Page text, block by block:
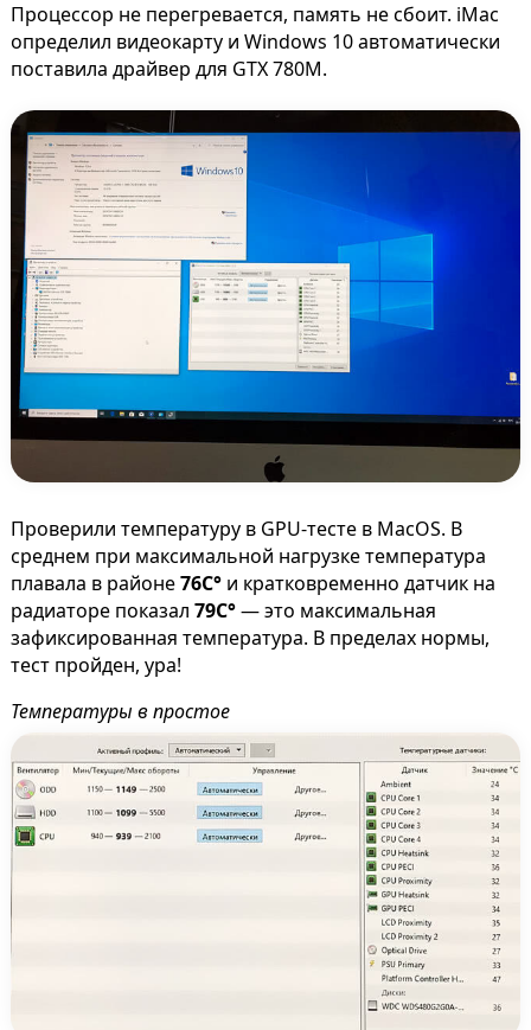
Процессор не перегревается, память не сбоит. iMac
определил видеокарту и Windows 10 автоматически
поставила драйвер для GTX 780M.
Проверили температуру в GPU-тесте в MacOS. В
среднем при максимальной нагрузке температура
плавала в районе76C°и кратковременно датчик на
радиаторе показал 79C°— это максимальная
зафиксированная температура. В пределах нормы,
тест пройден, ура!
Температуры в простое